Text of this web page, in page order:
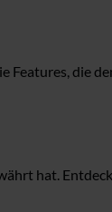
die
hat.